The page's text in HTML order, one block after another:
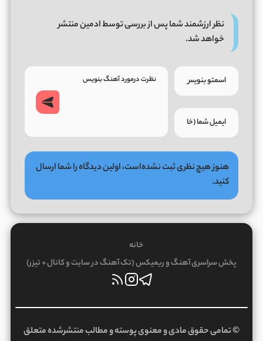
نظر ارزشمند شما پس از بررسی توسط ادمین منتشر
خواهد شد.
هنوز هیچ نظری ثبت نشده‌است، اولین دیدگاه را شما ارسال
کنید.
خانه
پخش سراسری آهنگ و ریمیکس (تک آهنگ در سایت و کانال + تیزر)
© تمامی حقوق مادی و معنوی پوسته و مطالب منتشرشده متعلق